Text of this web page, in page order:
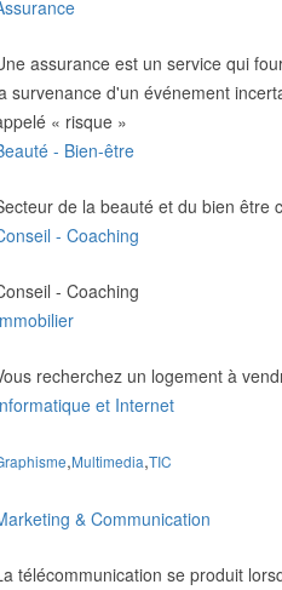
assurance est un service qui
survenance d'​un événement
« risque »
- Bien-être
de la beauté et du bien être
- Coaching
- Coaching
recherchez un logement à
et Internet
,Multimedia,TIC
& Communication
télécommunication se produit